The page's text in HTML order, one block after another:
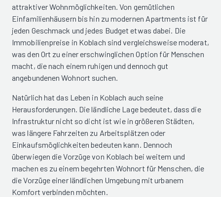
attraktiver Wohnmöglichkeiten. Von gemütlichen
Einfamilienhäusern bis hin zu modernen Apartments ist für
jeden Geschmack und jedes Budget etwas dabei. Die
Immobilienpreise in Koblach sind vergleichsweise moderat,
was den Ort zu einer erschwinglichen Option für Menschen
macht, die nach einem ruhigen und dennoch gut
angebundenen Wohnort suchen.
Natürlich hat das Leben in Koblach auch seine
Herausforderungen. Die ländliche Lage bedeutet, dass die
Infrastruktur nicht so dicht ist wie in größeren Städten,
was längere Fahrzeiten zu Arbeitsplätzen oder
Einkaufsmöglichkeiten bedeuten kann. Dennoch
überwiegen die Vorzüge von Koblach bei weitem und
machen es zu einem begehrten Wohnort für Menschen, die
die Vorzüge einer ländlichen Umgebung mit urbanem
Komfort verbinden möchten.